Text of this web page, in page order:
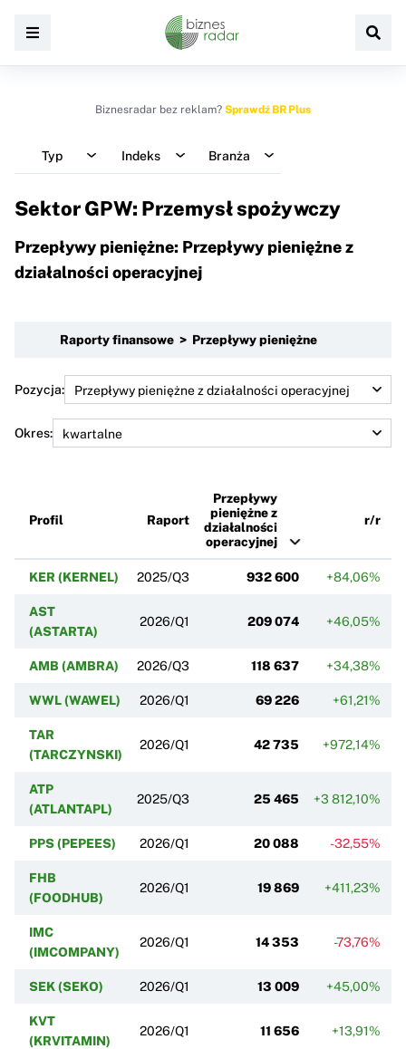
Biznesradar bez reklam? Sprawdź BR Plus
Typ Indeks Branża
Sektor GPW: Przemysł spożywczy
Przepływy pieniężne: Przepływy pieniężne z
działalności operacyjnej
Raporty finansowe > Przepływy pieniężne
Pozycja:
Okres:
Profil Raport
Przepływy
pieniężne z
działalności
operacyjnej
r/r
KER (KERNEL) 2025/Q3 932 600 +84,06%
AST
(ASTARTA)
2026/Q1 209 074 +46,05%
AMB (AMBRA) 2026/Q3 118 637 +34,38%
WWL (WAWEL) 2026/Q1 69 226 +61,21%
TAR
(TARCZYNSKI)
2026/Q1 42 735 +972,14%
ATP
(ATLANTAPL)
2025/Q3 25 465 +3 812,10%
PPS (PEPEES) 2026/Q1 20 088 -32,55%
FHB
(FOODHUB)
2026/Q1 19 869 +411,23%
IMC
(IMCOMPANY)
2026/Q1 14 353 -73,76%
SEK (SEKO) 2026/Q1 13 009 +45,00%
KVT
(KRVITAMIN)
2026/Q1 11 656 +13,91%